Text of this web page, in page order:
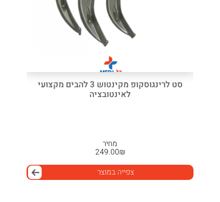
סט לרינגוסקופ מקינטוש 3 להבים מקצועי
לאינטובציה
מחיר
₪
249.00
צפייה במוצר